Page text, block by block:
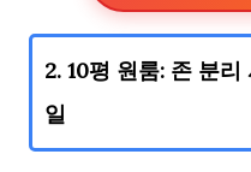
2. 10평 원룸: 존 분
일